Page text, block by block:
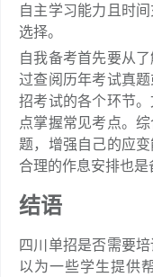
自主学习能力且时
选择。
自我备考首先要从
过查阅历年考试真
招考试的各个环节
点掌握常见考点。
题，增强自己的应
合理的作息安排也是
结语
四川单招是否需要
以为一些学生提供